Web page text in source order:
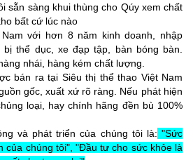
sẵn sàng khui thùng cho Qúy xem chất
bất cứ lúc nào
với hơn 8 năm kinh doanh, nhập
thể dục, xe đạp tập, bàn bóng bàn.
nhái, hàng kém chất lượng.
bán ra tại Siêu thị thể thao Việt Nam
gốc, xuất xứ rõ ràng. Nếu phát hiện
loại, hay chính hãng đền bù 100%
và phát triển của chúng tôi là: "Sức
của chúng tôi", "Đầu tư cho sức khỏe là